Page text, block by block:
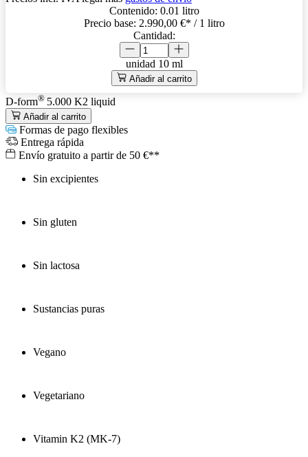
Contenido: 0.01 litro
Precio base: 2.990,00 €* / 1 litro
Cantidad:
unidad 10 ml
Añadir al carrito
D-form® 5.000 K2 liquid
Añadir al carrito
Formas de pago flexibles
Entrega rápida
Envío gratuito a partir de 50 €**
Sin excipientes
Sin gluten
Sin lactosa
Sustancias puras
Vegano
Vegetariano
Vitamin K2 (MK-7)